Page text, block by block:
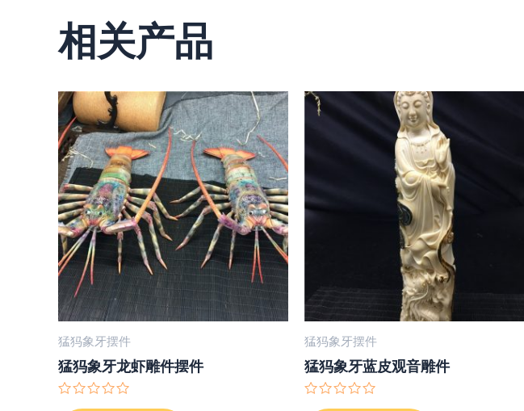
相关产品
猛犸象牙摆件
猛犸象牙龙虾雕件摆件
猛犸象牙摆件
猛犸象牙蓝皮观音雕件